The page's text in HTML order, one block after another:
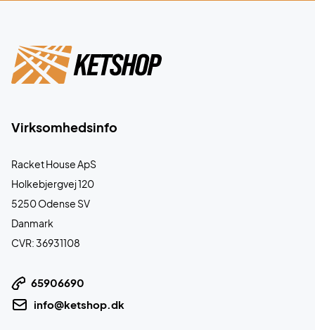
Virksomhedsinfo
Racket House ApS
Holkebjergvej 120
5250 Odense SV
Danmark
CVR: 36931108
65906690
info@ketshop.dk